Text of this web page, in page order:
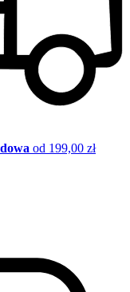
od 199,00 zł